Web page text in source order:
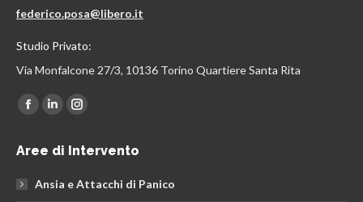
federico.posa@libero.it
Studio Privato:
Via Monfalcone 27/3, 10136 Torino Quartiere Santa Rita
Find us on:
Facebook
opens
in
Linkedin
opens
Instagram
opens
Aree di Intervento
Ansia e Attacchi di Panico